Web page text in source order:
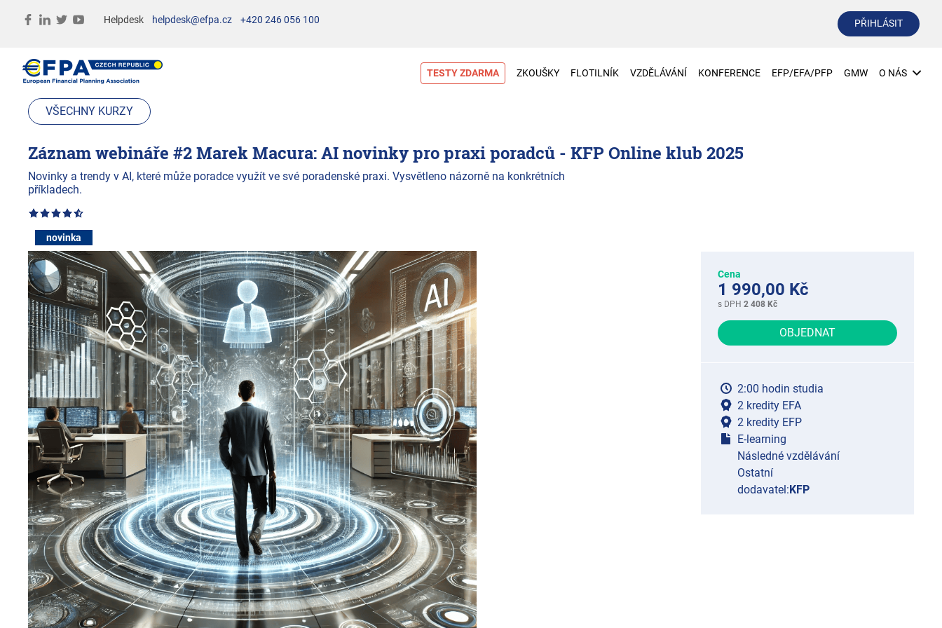
Helpdesk helpdesk@efpa.cz +420 246 056 100 PŘIHLÁSIT
TESTY ZDARMA ZKOUŠKY FLOTILNÍK VZDĚLÁVÁNÍ KONFERENCE EFP/EFA/PFP GMW O NÁS
VŠECHNY KURZY
Záznam webináře #2 Marek Macura: AI novinky pro praxi poradců - KFP Online klub 2025
Novinky a trendy v AI, které může poradce využít ve své poradenské praxi. Vysvětleno názorně na konkrétních
příkladech.
novinka
Cena
1 990,00 Kč
s DPH 2 408 Kč
OBJEDNAT
2:00 hodin studia
2 kredity EFA
2 kredity EFP
E-learning
Následné vzdělávání
Ostatní
dodavatel:KFP